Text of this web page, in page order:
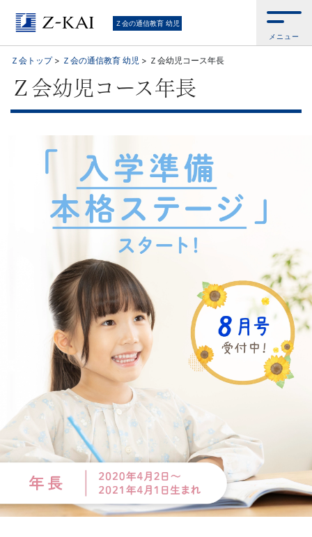
Ｚ
会
の
通
の
ご
内
Ｚ会の通信教育 幼児
メニュー
Ｚ会トップ> Ｚ会の通信教育 幼児 > Ｚ会幼児コース年長
Ｚ会幼児コース年長